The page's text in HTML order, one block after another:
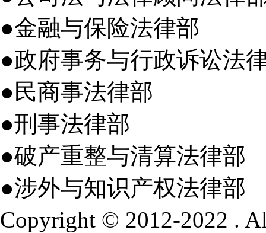
●金融与保险法律部
●政府事务与行政诉讼法
●民商事法律部
●刑事法律部
●破产重整与清算法律部
●涉外与知识产权法律部
Copyright © 2012-2022 .